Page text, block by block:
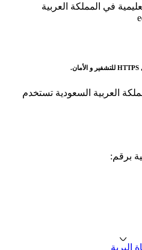
في المملكة العربية
HTTPS للتشفير و الأمان.
العربية السعودية تستخدم
برقم:
البرية